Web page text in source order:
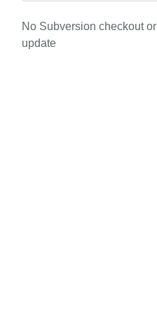
No Subversion checkout
update